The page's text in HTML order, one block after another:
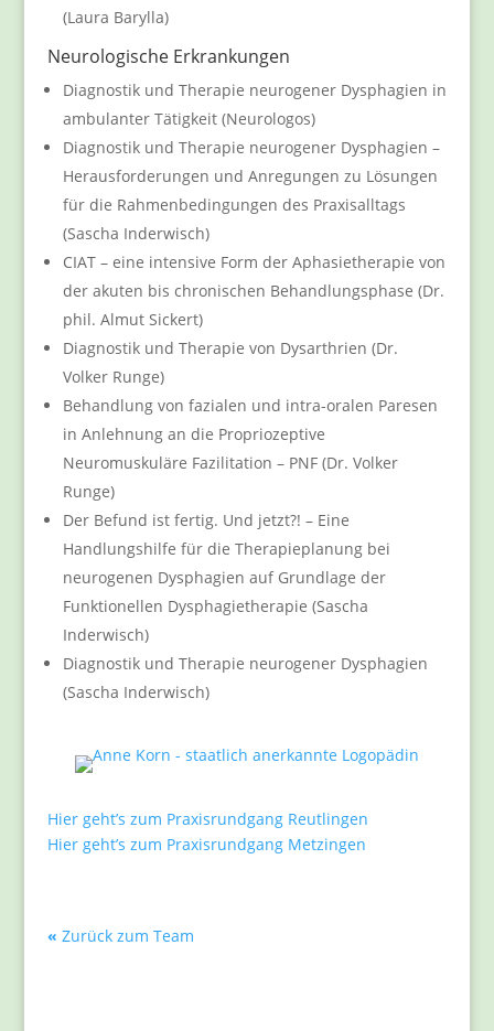
(Laura Barylla)
Neurologische Erkrankungen
Diagnostik und Therapie neurogener Dysphagien in
ambulanter Tätigkeit (Neurologos)
Diagnostik und Therapie neurogener Dysphagien –
Herausforderungen und Anregungen zu Lösungen
für die Rahmenbedingungen des Praxisalltags
(Sascha Inderwisch)
CIAT – eine intensive Form der Aphasietherapie von
der akuten bis chronischen Behandlungsphase (Dr.
phil. Almut Sickert)
Diagnostik und Therapie von Dysarthrien (Dr.
Volker Runge)
Behandlung von fazialen und intra-oralen Paresen
in Anlehnung an die Propriozeptive
Neuromuskuläre Fazilitation – PNF (Dr. Volker
Runge)
Der Befund ist fertig. Und jetzt?! – Eine
Handlungshilfe für die Therapieplanung bei
neurogenen Dysphagien auf Grundlage der
Funktionellen Dysphagietherapie (Sascha
Inderwisch)
Diagnostik und Therapie neurogener Dysphagien
(Sascha Inderwisch)
Hier geht’s zum Praxisrundgang Reutlingen
Hier geht’s zum Praxisrundgang Metzingen
« Zurück zum Team